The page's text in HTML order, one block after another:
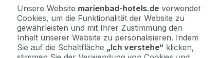
92 % Hervorragend· 199 Bewertung
Unsere Website marienbad-hotels.de verwendet
Cookies, um die Funktionalität der Website zu
gewährleisten und mit Ihrer Zustimmung den
Inhalt unserer Website zu personalisieren. Indem
Sie auf die Schaltfläche „Ich verstehe“ klicken,